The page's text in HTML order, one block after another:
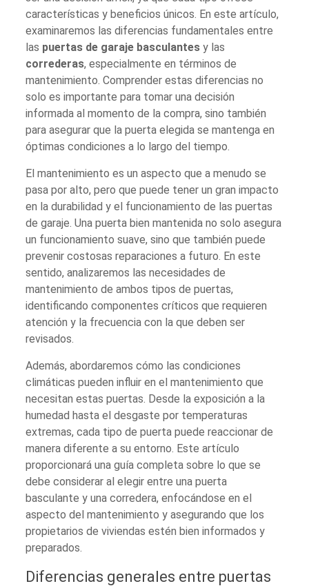
características y beneficios únicos. En este artículo,
examinaremos las diferencias fundamentales entre
las puertas de garaje basculantes y las
correderas, especialmente en términos de
mantenimiento. Comprender estas diferencias no
solo es importante para tomar una decisión
informada al momento de la compra, sino también
para asegurar que la puerta elegida se mantenga en
óptimas condiciones a lo largo del tiempo.
El mantenimiento es un aspecto que a menudo se
pasa por alto, pero que puede tener un gran impacto
en la durabilidad y el funcionamiento de las puertas
de garaje. Una puerta bien mantenida no solo asegura
un funcionamiento suave, sino que también puede
prevenir costosas reparaciones a futuro. En este
sentido, analizaremos las necesidades de
mantenimiento de ambos tipos de puertas,
identificando componentes críticos que requieren
atención y la frecuencia con la que deben ser
revisados.
Además, abordaremos cómo las condiciones
climáticas pueden influir en el mantenimiento que
necesitan estas puertas. Desde la exposición a la
humedad hasta el desgaste por temperaturas
extremas, cada tipo de puerta puede reaccionar de
manera diferente a su entorno. Este artículo
proporcionará una guía completa sobre lo que se
debe considerar al elegir entre una puerta
basculante y una corredera, enfocándose en el
aspecto del mantenimiento y asegurando que los
propietarios de viviendas estén bien informados y
preparados.
Diferencias generales entre puertas